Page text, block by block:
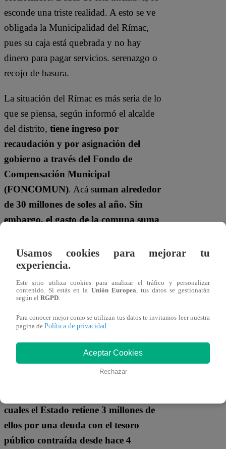
esconde una triste realidad. A esto se ve
obligada la Municipalidad del Rímac,
pues su caja está quebrada y no hay
dinero para pagar servicios. serenazgo o
recojo de basura.
La situación del Rímac es más seria de lo
que se piensa, según informó el alcalde
del distrito, tiene ingreso por
recaudación y por asignación del
gobierno a través del Fondo de
Compensación Municipal
(FONCOMUN). Acá suman alrededor
de 30 millones de soles al año. Sin
embargo, el gasto de la comuna suma
déficit anual de 6 millones.
El presupuesto asignado por el Gobierno
cuales el Estado retiene 3 millones de
ellos por una deuda con el tesoro
público contraída desde hace 4
Usamos cookies para mejorar tu
experiencia.
Este sitio utiliza cookies para analizar el tráfico y personalizar
contenido. Si estás en la Unión Europea , tus datos se gestionarán
según el RGPD
Para conocer mejor como se utilizan tus datos te invitamos leer nuestra
pagina de Política de privacidad
Aceptar Cookies
Rechazar